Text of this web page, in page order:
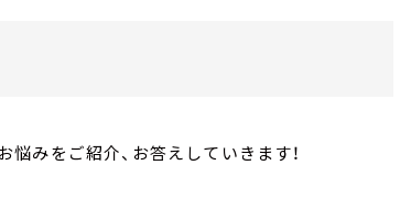
みをご紹介、お答えしていきます！